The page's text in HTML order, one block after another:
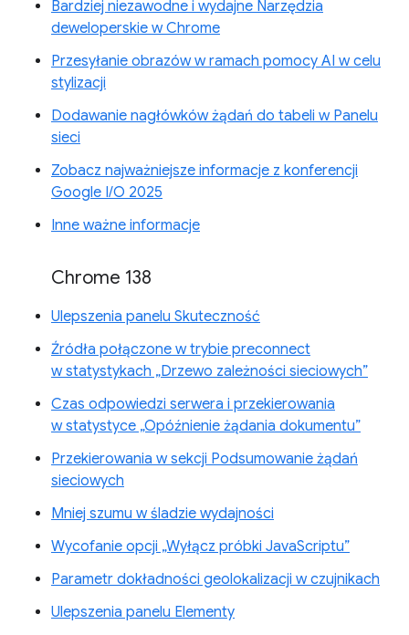
Bardziej niezawodne i wydajne Narzędzia
deweloperskie w Chrome
Przesyłanie obrazów w ramach pomocy AI w celu
stylizacji
Dodawanie nagłówków żądań do tabeli w Panelu
sieci
Zobacz najważniejsze informacje z konferencji
Google I/O 2025
Inne ważne informacje
Chrome 138
Ulepszenia panelu Skuteczność
Źródła połączone w trybie preconnect
w statystykach „Drzewo zależności sieciowych”
Czas odpowiedzi serwera i przekierowania
w statystyce „Opóźnienie żądania dokumentu”
Przekierowania w sekcji Podsumowanie żądań
sieciowych
Mniej szumu w śladzie wydajności
Wycofanie opcji „Wyłącz próbki JavaScriptu”
Parametr dokładności geolokalizacji w czujnikach
Ulepszenia panelu Elementy